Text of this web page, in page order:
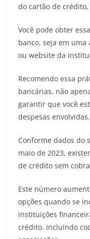
do cartão de
Você pode obter
banco, seja em
ou website da
Recomendo essa
bancárias, não
garantir que você
despesas envolvidas.
Conforme dados do
maio de 2023,
de crédito sem
Este número
opções quando se
instituições
crédito. Incluindo